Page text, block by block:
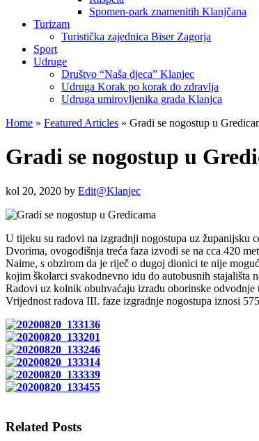
Spomen-park znamenitih Klanjčana
Turizam
Turistička zajednica Biser Zagorja
Sport
Udruge
Društvo “Naša djeca” Klanjec
Udruga Korak po korak do zdravlja
Udruga umirovljenika grada Klanjca
Home » Featured Articles » Gradi se nogostup u
Gradi se nogostup u
kol 20, 2020 by Edit@Klanjec
U tijeku su radovi na izgradnji nogostupa uz županijsku
Dvorima, ovogodišnja treća faza izvodi se na cca 420
Naime, s obzirom da je riječ o dugoj dionici te nije
kojim školarci svakodnevno idu do autobusnih stajališta
Radovi uz kolnik obuhvaćaju izradu oborinske
Vrijednost radova III. faze izgradnje nogostupa iznosi
Related Posts